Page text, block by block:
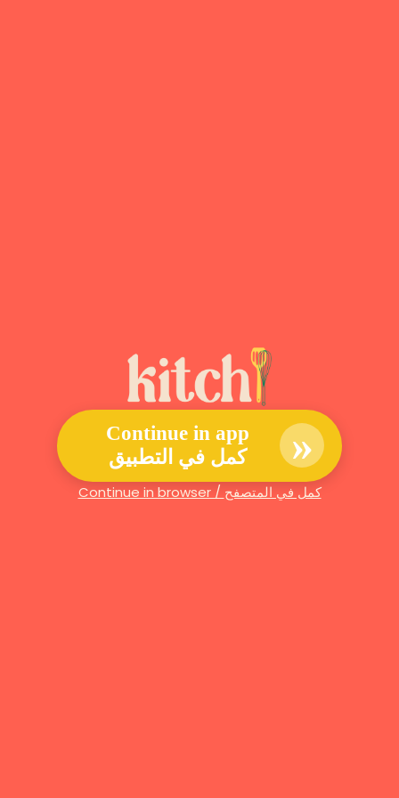
Continue in app
كمل في التطبيق
»
Continue in browser / كمل في المتصفح